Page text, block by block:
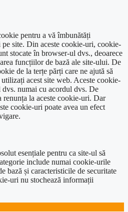
pentru a vă îmbunătăți
site. Din aceste cookie-uri, cookie-
stocate în browser-ul dvs., deoarece
funcțiilor de bază ale site-ului. De
de la terțe părți care ne ajută să
acest site web. Aceste cookie-
numai cu acordul dvs. De
renunța la aceste cookie-uri. Dar
cookie-uri poate avea un efect
esențiale pentru ca site-ul să
include numai cookie-urile
bază și caracteristicile de securitate
uri nu stochează informații